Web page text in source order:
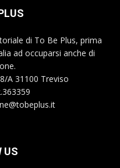
di To Be Plus, prima
ad occuparsi anche di
A 31100 Treviso
US